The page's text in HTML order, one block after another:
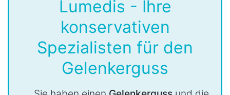
Lumedis - Ihre
konservativen
Spezialisten für den
Gelenkerguss